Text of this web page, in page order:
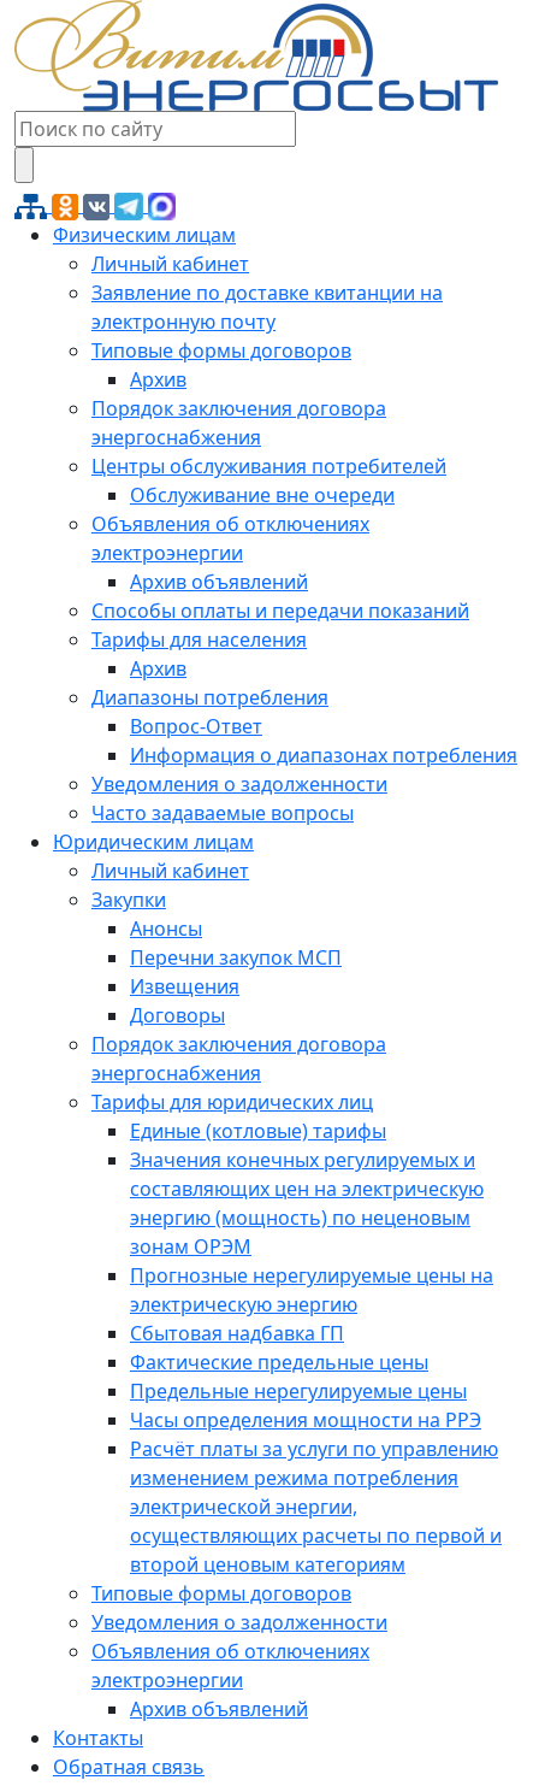
Физическим лицам
Личный кабинет
Заявление по доставке квитанции на
электронную почту
Типовые формы договоров
Архив
Порядок заключения договора
энергоснабжения
Центры обслуживания потребителей
Обслуживание вне очереди
Объявления об отключениях
электроэнергии
Архив объявлений
Способы оплаты и передачи показаний
Тарифы для населения
Архив
Диапазоны потребления
Вопрос-Ответ
Информация о диапазонах потребления
Уведомления о задолженности
Часто задаваемые вопросы
Юридическим лицам
Личный кабинет
Закупки
Анонсы
Перечни закупок МСП
Извещения
Договоры
Порядок заключения договора
энергоснабжения
Тарифы для юридических лиц
Единые (котловые) тарифы
Значения конечных регулируемых и
составляющих цен на электрическую
энергию (мощность) по неценовым
зонам ОРЭМ
Прогнозные нерегулируемые цены на
электрическую энергию
Сбытовая надбавка ГП
Фактические предельные цены
Предельные нерегулируемые цены
Часы определения мощности на РРЭ
Расчёт платы за услуги по управлению
изменением режима потребления
электрической энергии,
осуществляющих расчеты по первой и
второй ценовым категориям
Типовые формы договоров
Уведомления о задолженности
Объявления об отключениях
электроэнергии
Архив объявлений
Контакты
Обратная связь